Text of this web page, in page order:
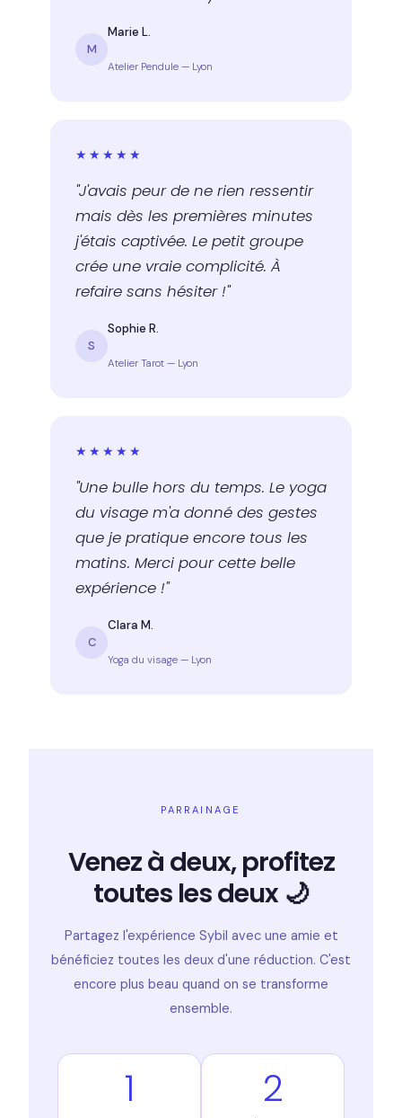
M
Marie L.
Atelier Pendule — Lyon
★★★★★
"J'avais peur de ne rien ressentir
mais dès les premières minutes
j'étais captivée. Le petit groupe
crée une vraie complicité. À
refaire sans hésiter !"
S
Sophie R.
Atelier Tarot — Lyon
★★★★★
"Une bulle hors du temps. Le yoga
du visage m'a donné des gestes
que je pratique encore tous les
matins. Merci pour cette belle
expérience !"
C
Clara M.
Yoga du visage — Lyon
PARRAINAGE
Venez à deux, profitez
toutes les deux 🌙
Partagez l'expérience Sybil avec une amie et
bénéficiez toutes les deux d'une réduction. C'est
encore plus beau quand on se transforme
ensemble.
1 2